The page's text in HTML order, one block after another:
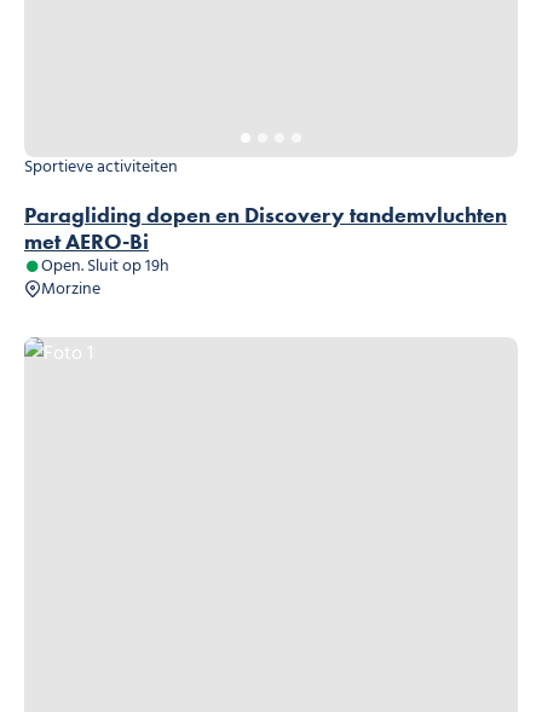
Paragliding dopen en Discovery tandemvluchten
met AERO-Bi
Sportieve activiteiten
Open. Sluit op 19h
Morzine
Foto 1